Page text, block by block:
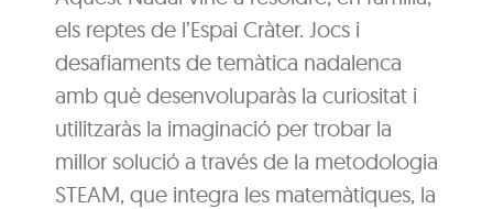
els reptes de l’Espai Cràter. Jocs i
desafiaments de temàtica nadalenca
amb què desenvoluparàs la curiositat i
utilitzaràs la imaginació per trobar la
millor solució a través de la metodologia
STEAM, que integra les matemàtiques, la